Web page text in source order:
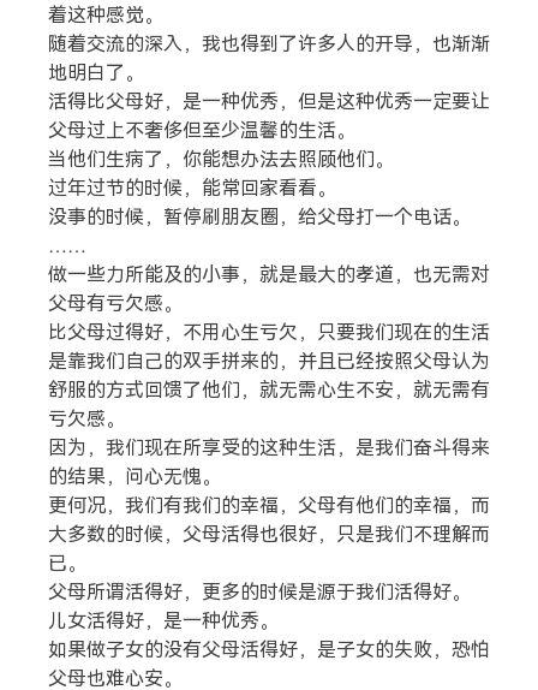
着这种感觉。
随着交流的深入，我也得到了许多人的开导，也渐渐
地明白了。
活得比父母好，是一种优秀，但是这种优秀一定要让
父母过上不奢侈但至少温馨的生活。
当他们生病了，你能想办法去照顾他们。
过年过节的时候，能常回家看看。
没事的时候，暂停刷朋友圈，给父母打一个电话。
……
做一些力所能及的小事，就是最大的孝道，也无需对
父母有亏欠感。
比父母过得好，不用心生亏欠，只要我们现在的生活
是靠我们自己的双手拼来的，并且已经按照父母认为
舒服的方式回馈了他们，就无需心生不安，就无需有
亏欠感。
因为，我们现在所享受的这种生活，是我们奋斗得来
的结果，问心无愧。
更何况，我们有我们的幸福，父母有他们的幸福，而
大多数的时候，父母活得也很好，只是我们不理解而
已。
父母所谓活得好，更多的时候是源于我们活得好。
儿女活得好，是一种优秀。
如果做子女的没有父母活得好，是子女的失败，恐怕
父母也难心安。